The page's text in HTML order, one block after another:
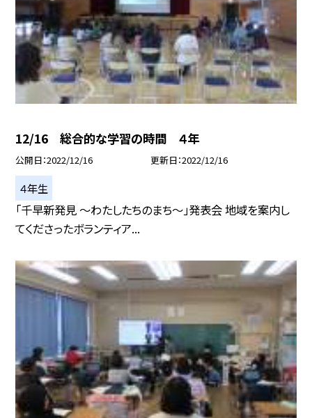
12/16 総合的な学習の時間 ４年
公開日 2022/12/16 更新日 2022/12/16
４年生
「千早新発見 〜わたしたちのまち〜」発表会 地域を案内し
てくださったボランティア...